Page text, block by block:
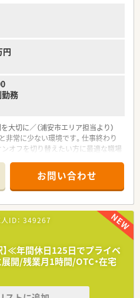
定です。
ライフバランスが整っています
業員割引制度など嬉しいメリットも
円
勤務
大切に／（浦安市エリア担当より）
非常に少ない環境です。仕事終わり
オフを切り替えたい方に最適な職場
＊
】
目の処方箋を応需しており、幅広い
とで薬剤師としての知見が深まりま
50枚程度となっており、薬剤師4名
丁寧に向き合える環境が整ってい
で6分ほどの立地にあり、近隣には
りのお買い物にも非常に便利な場所
お問い合わせ
ID： 349267
】≪年間休日125日でプライベ
開/残業月1時間/OTC・在宅